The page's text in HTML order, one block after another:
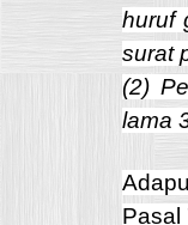
huruf
surat
(2)
lama
Pasal